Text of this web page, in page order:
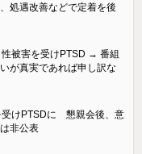
処遇改善などで定着を後
性被害を受けPTSD → 番組
が真実であれば申し訳な
受けPTSDに 懇親会後、意
非公表